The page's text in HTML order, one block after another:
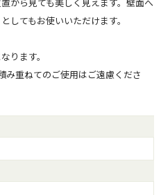
してもお使いいただけます。
ります。
重ねてのご使用はご遠慮くださ